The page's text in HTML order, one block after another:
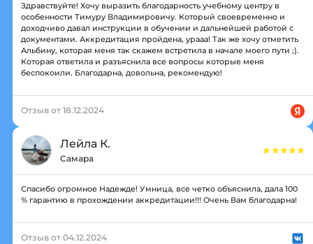
Здравствуйте! Хочу выразить благодарность учебному центру в
особенности Тимуру Владимировичу. Который своевременно и
доходчиво давал инструкции в обучении и дальнейшей работой с
документами. Аккредитация пройдена, урааа! Так же хочу отметить
Альбину, которая меня так скажем встретила в начале моего пути ;).
Которая ответила и разъяснила все вопросы которые меня
беспокоили. Благодарна, довольна, рекомендую!
Отзыв от 18.12.2024
Лейла К.
Самара
Спасибо огромное Надежде! Умница, все четко объяснила, дала 100
% гарантию в прохождении аккредитации!!! Очень Вам благодарна!
Отзыв от 04.12.2024